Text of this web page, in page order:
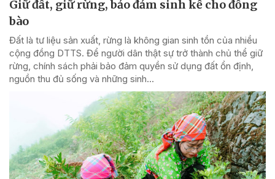
Giữ đất, giữ rừng, bảo đảm sinh kế cho đồng
bào
Đất là tư liệu sản xuất, rừng là không gian sinh tồn của nhiều
cộng đồng DTTS. Để người dân thật sự trở thành chủ thể giữ
rừng, chính sách phải bảo đảm quyền sử dụng đất ổn định,
nguồn thu đủ sống và những sinh...